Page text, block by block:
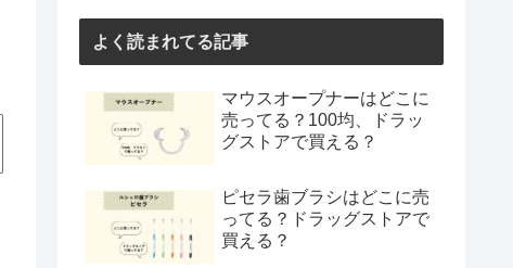
よく読まれてる記事
マウスオープナーはどこに
売ってる？100均、ドラッ
グストアで買える？
ピセラ歯ブラシはどこに売
ってる？ドラッグストアで
買える？